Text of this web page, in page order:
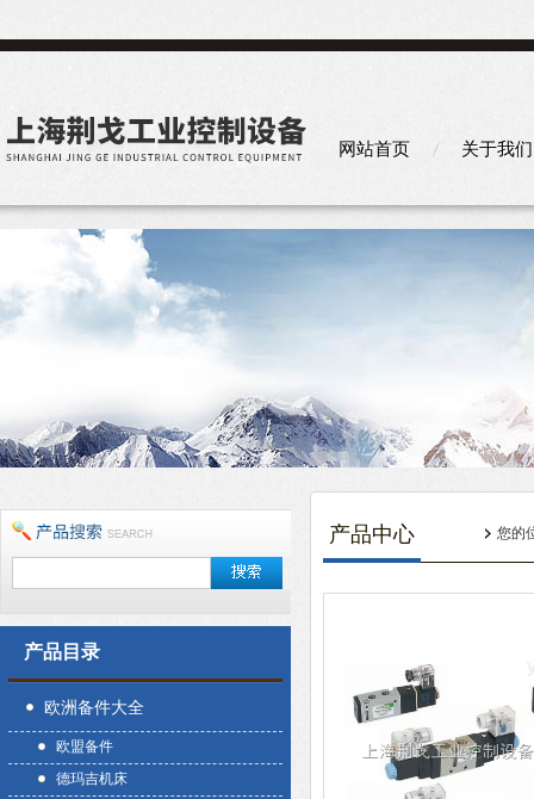
网站首页 关于我们
产品目录
欧洲备件大全
欧盟备件
德玛吉机床
产品中心 您的